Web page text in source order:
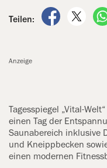
Teilen:
auf auf
Anzeige
Tagesspiegel „Vital-
einen Tag der
Saunabereich inklusive
und Kneippbecken
einen modernen